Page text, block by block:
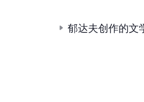
郁达夫创作的文